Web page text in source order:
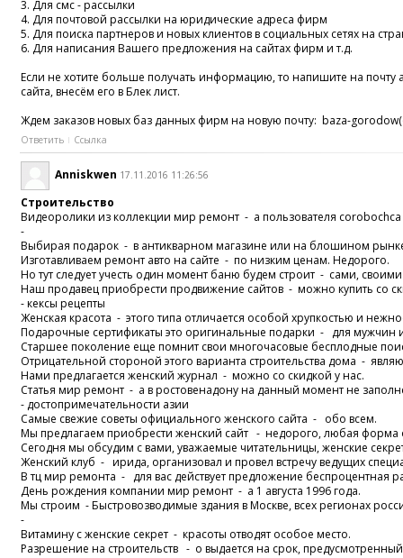
3. Для смс - рассылки
4. Для почтовой рассылки на юридические адреса фирм
5. Для поиска партнеров и новых клиентов в социальных сетях на
6. Для написания Вашего предложения на сайтах фирм и т.д.
Если не хотите больше получать информацию, то напишите на почту
сайта, внесём его в Блек лист.
Ждем заказов новых баз данных фирм на новую почту: baza-
Ответить Ссылка
Anniskwen 17.11.2016 11:26:56
Строительство
Видеоролики из коллекции мир ремонт - а пользователя
-
Выбирая подарок - в антикварном магазине или на блошином
Изготавливаем ремонт авто на сайте - по низким ценам. Недорого.
Но тут следует учесть один момент баню будем строит - сами,
Наш продавец приобрести продвижение сайтов - можно купить со
- кексы рецепты
Женская красота - этого типа отличается особой хрупкостью и
Подарочные сертификаты это оригинальные подарки - для
Старшее поколение еще помнит свои многочасовые бесплодные
Отрицательной стороной этого варианта строительства дома -
Нами предлагается женский журнал - можно со скидкой у нас.
Статья мир ремонт - а в ростовенадону на данный момент не
- достопримечательности азии
Самые свежие советы официального женского сайта - обо всем.
Мы предлагаем приобрести женский сайт - недорого, любая
Сегодня мы обсудим с вами, уважаемые читательницы, женские
Женский клуб - ирида, организовал и провел встречу ведущих
В тц мир ремонта - для вас действует предложение беспроцентная
День рождения компании мир ремонт - а 1 августа 1996 года.
Мы строим - Быстровозводимые здания в Москве, всех регионах
-
Витамину с женские секрет - красоты отводят особое место.
Разрешение на строительств - о выдается на срок,